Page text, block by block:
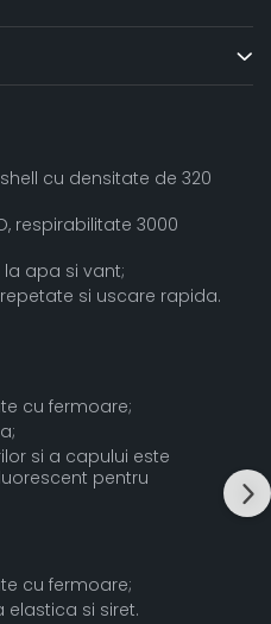
cu densitate de 320
respirabilitate 3000
apa si vant;
si uscare rapida.
cu fermoare;
si a capului este
pentru
cu fermoare;
elastica si siret.